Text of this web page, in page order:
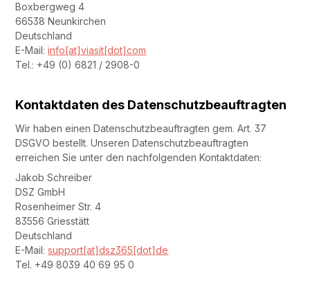
Boxbergweg 4
66538 Neunkirchen
Deutschland
E-Mail:info[at]viasit[dot]com
Tel.: +49 (0) 6821 / 2908-0
Kontaktdaten des Datenschutzbeauftragten
Wir haben einen Datenschutzbeauftragten gem. Art. 37
DSGVO bestellt. Unseren Datenschutzbeauftragten
erreichen Sie unter den nachfolgenden Kontaktdaten:
Jakob Schreiber
DSZ GmbH
Rosenheimer Str. 4
83556 Griesstätt
Deutschland
E-Mail:support[at]dsz365[dot]de
Tel. +49 8039 40 69 95 0